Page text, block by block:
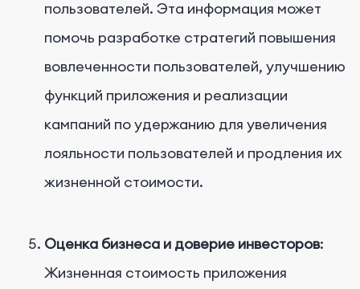
пользователей. Эта информация может
помочь разработке стратегий повышения
вовлеченности пользователей, улучшению
функций приложения и реализации
кампаний по удержанию для увеличения
лояльности пользователей и продления их
жизненной стоимости.
Оценка бизнеса и доверие инвесторов:
Жизненная стоимость приложения